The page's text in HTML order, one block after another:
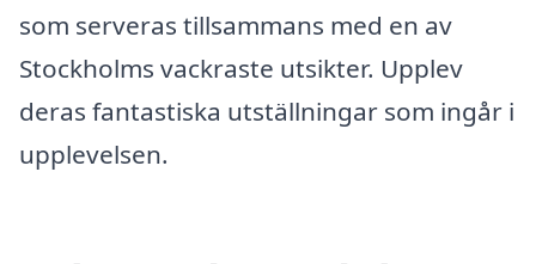
som serveras tillsammans med en av
Stockholms vackraste utsikter. Upplev
deras fantastiska utställningar som ingår i
upplevelsen.